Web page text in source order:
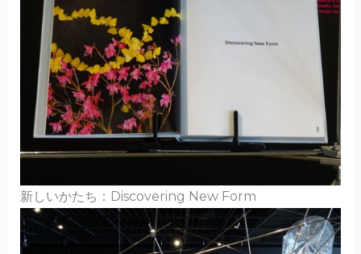
新しいかたち：Discovering New Form